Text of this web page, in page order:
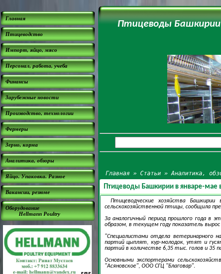
Главная
Птицеводство
Импорт, яйцо, мясо
Персонал, работа, учеба
Финансы
Зарубежные новости
Производство, технологии
Фермеры
Зерно, корма
Аналитика, обзоры
Яйцо. Упаковка. Разное
Вакансии, резюме
Оборудование
Hellmann Poultry
Птицеводы Башкирии
Главная »Статьи »Аналитика,
Птицеводы Башкирии в январе-мае
Птицеводческие хозяйства
сельскохозяйственной птицы, сообщила
За аналогичный период прошлого года в
образом, в текущем году показатель вырос
"Специалистами отдела ветеринарного
партий цыплят, кур-молодок, утят и
партий в количестве 6,35 тыс. голов и 35
Основными экспортерами
"Асяновское", ООО СГЦ "Благовар".